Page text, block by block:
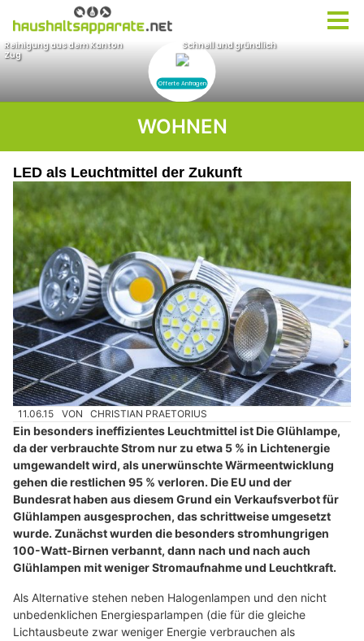
WOHNEN
LED als Leuchtmittel der Zukunft
11.06.15 VON CHRISTIAN PRAETORIUS
Ein besonders ineffizientes Leuchtmittel ist Die Glühlampe,
da der verbrauchte Strom nur zu etwa 5 % in Lichtenergie
umgewandelt wird, als unerwünschte Wärmeentwicklung
gehen die restlichen 95 % verloren. Die EU und der
Bundesrat haben aus diesem Grund ein Verkaufsverbot für
Glühlampen ausgesprochen, das schrittweise umgesetzt
wurde. Zunächst wurden die besonders stromhungrigen
100-Watt-Birnen verbannt, dann nach und nach auch
Glühlampen mit weniger Stromaufnahme und Leuchtkraft.
Als Alternative stehen neben Halogenlampen und den nicht
unbedenklichen Energiesparlampen (die für die gleiche
Lichtausbeute zwar weniger Energie verbrauchen als